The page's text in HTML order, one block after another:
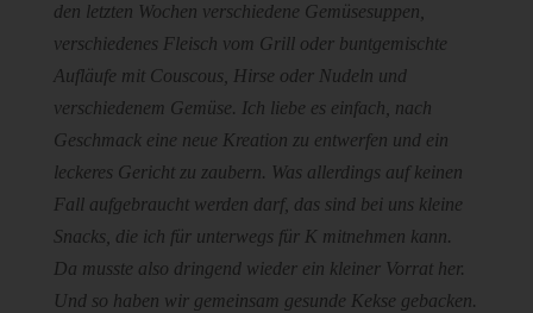
den letzten Wochen verschiedene Gemüsesuppen,
verschiedenes Fleisch vom Grill oder buntgemischte
Aufläufe mit Couscous, Hirse oder Nudeln und
verschiedenem Gemüse. Ich liebe es einfach, nach
Geschmack eine neue Kreation zu entwerfen und ein
leckeres Gericht zu zaubern. Was allerdings auf keinen
Fall aufgebraucht werden darf, das sind bei uns kleine
Snacks, die ich für unterwegs für K mitnehmen kann.
Da musste also dringend wieder ein kleiner Vorrat her.
Und so haben wir gemeinsam gesunde Kekse gebacken.